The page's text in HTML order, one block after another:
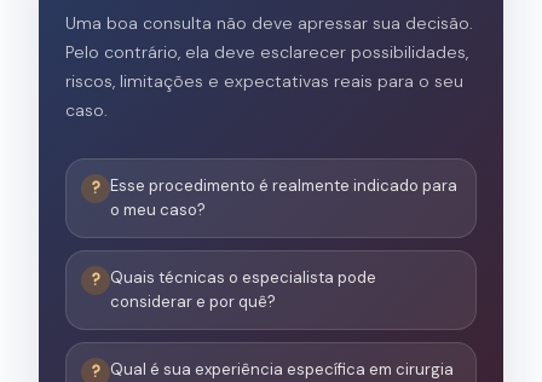
Uma boa consulta não deve apressar sua decisão.
Pelo contrário, ela deve esclarecer possibilidades,
riscos, limitações e expectativas reais para o seu
caso.
Esse procedimento é realmente indicado para
o meu caso?
Quais técnicas o especialista pode
considerar e por quê?
Qual é sua experiência específica em cirurgia